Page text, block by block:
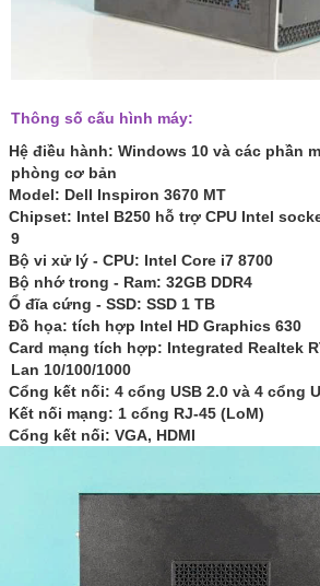
Thông số cấu hình máy:
Hệ điều hành: Windows 10 và các phần
phòng cơ bản
Model: Dell Inspiron 3670 MT
Chipset: Intel B250 hỗ trợ CPU Intel
9
Bộ vi xử lý - CPU: Intel Core i7 8700
Bộ nhớ trong - Ram: 32GB DDR4
Ổ đĩa cứng - SSD: SSD 1 TB
Đồ họa: tích hợp Intel HD Graphics 630
Card mạng tích hợp: Integrated Realtek
Lan 10/100/1000
Cổng kết nối: 4 cổng USB 2.0 và 4 cổng
Kết nối mạng: 1 cổng RJ-45 (LoM)
Cổng kết nối: VGA, HDMI